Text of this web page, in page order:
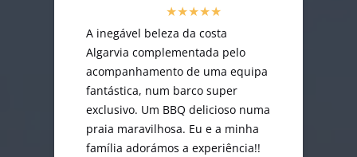
A inegável beleza da costa
Algarvia complementada pelo
acompanhamento de uma equipa
fantástica, num barco super
exclusivo. Um BBQ delicioso numa
praia maravilhosa. Eu e a minha
família adorámos a experiência!!